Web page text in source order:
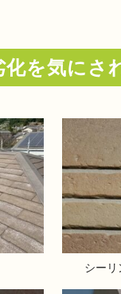
を気にさ
シーリ